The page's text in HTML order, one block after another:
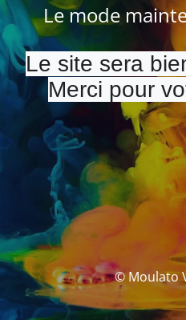
Le mode
Le site sera
Merci pour
© Moulato